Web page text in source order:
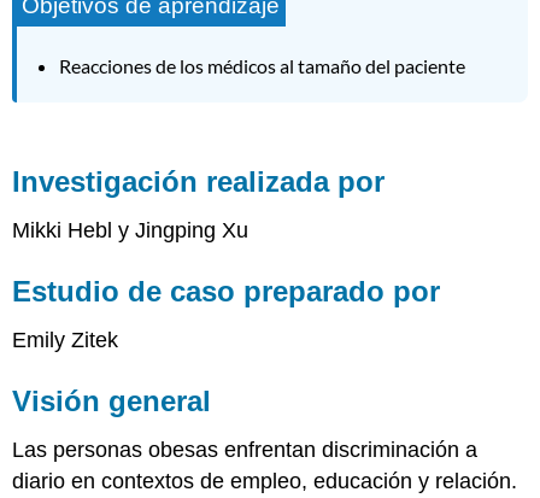
Objetivos de aprendizaje
Reacciones de los médicos al tamaño del paciente
Investigación realizada por
Mikki Hebl y Jingping Xu
Estudio de caso preparado por
Emily Zitek
Visión general
Las personas obesas enfrentan discriminación a
diario en contextos de empleo, educación y relación.